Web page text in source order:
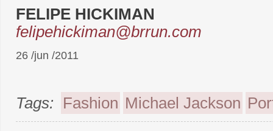
FELIPE HICKIMAN
felipehickiman@brrun.com
26 /jun /2011
Tags: Fashion Michael Jackson